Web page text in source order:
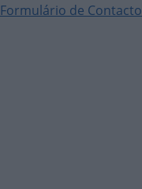
Formulário de Contacto